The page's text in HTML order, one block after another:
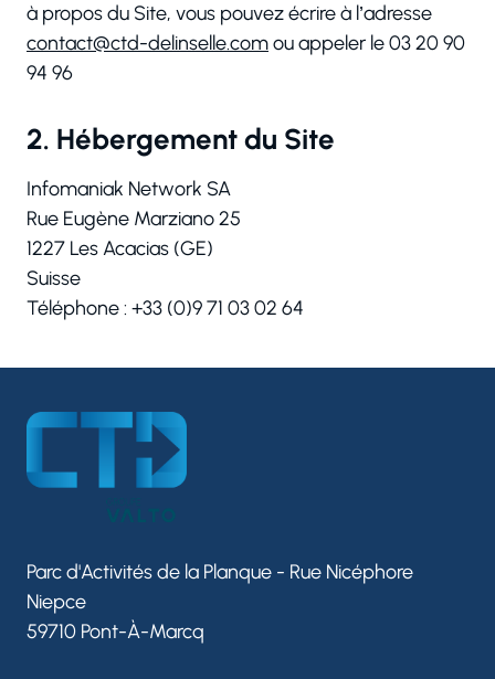
à propos du Site, vous pouvez écrire à l’adresse
contact@ctd-delinselle.comou appeler le 03 20 90
94 96
2. Hébergement du Site
Infomaniak Network SA
Rue Eugène Marziano 25
1227 Les Acacias (GE)
Suisse
Téléphone : +33 (0)9 71 03 02 64
Parc d'Activités de la Planque - Rue Nicéphore
Niepce
59710 Pont-À-Marcq
Réserver une session
Vous êtes
Prénom
Nom
Adresse e-mail